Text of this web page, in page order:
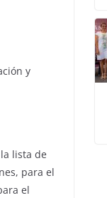
y
lista de
para el
el